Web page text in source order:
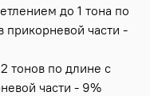
до 1 тона по
прикорневой части -
тонов по длине с
части - 9%